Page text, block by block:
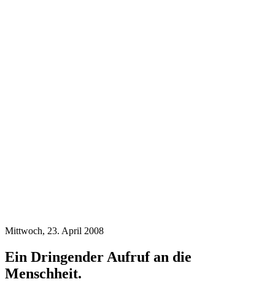
Mittwoch, 23. April 2008
Ein Dringender Aufruf an die
Menschheit.